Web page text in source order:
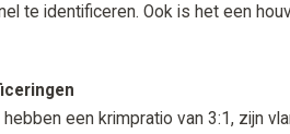
te identificeren. Ook is het een
een krimpratio van 3:1, zijn